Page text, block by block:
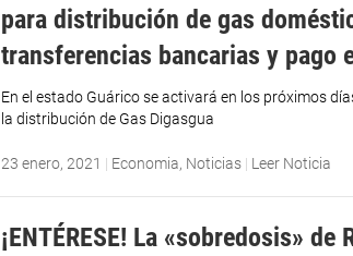
para distribución de gas
transferencias bancarias y pago
En el estado Guárico se activará en los próximos
la distribución de Gas Digasgua
23 enero, 2021 | Economia, Noticias | Leer Noticia
¡ENTÉRESE! La «sobredosis» de